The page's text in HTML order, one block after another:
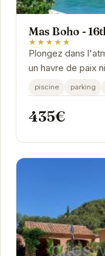
Mas Boho -
★★★★★
Plongez dans
un havre de paix
mas du 16ème
piscine parking
435€